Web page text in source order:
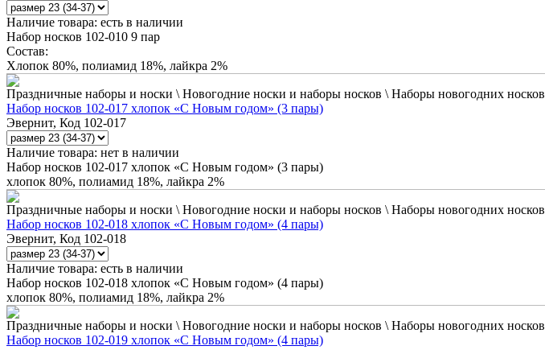
Наличие товара: есть в наличии
Набор носков 102-010 9 пар
Состав:
Хлопок 80%, полиамид 18%, лайкра 2%
Праздничные наборы и носки \ Новогодние носки и наборы носков \ Наборы новогодних носков
Набор носков 102-017 хлопок «С Новым годом» (3 пары)
Эвернит, Код 102-017
Наличие товара: нет в наличии
Набор носков 102-017 хлопок «С Новым годом» (3 пары)
хлопок 80%, полиамид 18%, лайкра 2%
Праздничные наборы и носки \ Новогодние носки и наборы носков \ Наборы новогодних носков
Набор носков 102-018 хлопок «С Новым годом» (4 пары)
Эвернит, Код 102-018
Наличие товара: есть в наличии
Набор носков 102-018 хлопок «С Новым годом» (4 пары)
хлопок 80%, полиамид 18%, лайкра 2%
Праздничные наборы и носки \ Новогодние носки и наборы носков \ Наборы новогодних носков
Набор носков 102-019 хлопок «С Новым годом» (4 пары)